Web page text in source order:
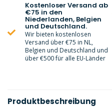
Kostenloser Versand ab
€75 in den
Niederlanden, Belgien
und Deutschland.
Wir bieten kostenlosen
Versand über €75 in NL,
Belgien und Deutschland und
über €500 für alle EU-Länder
Produktbeschreibung